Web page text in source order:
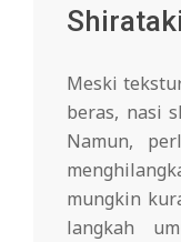
Shirataki
Meski
beras, nasi
Namun,
mungkin
langkah